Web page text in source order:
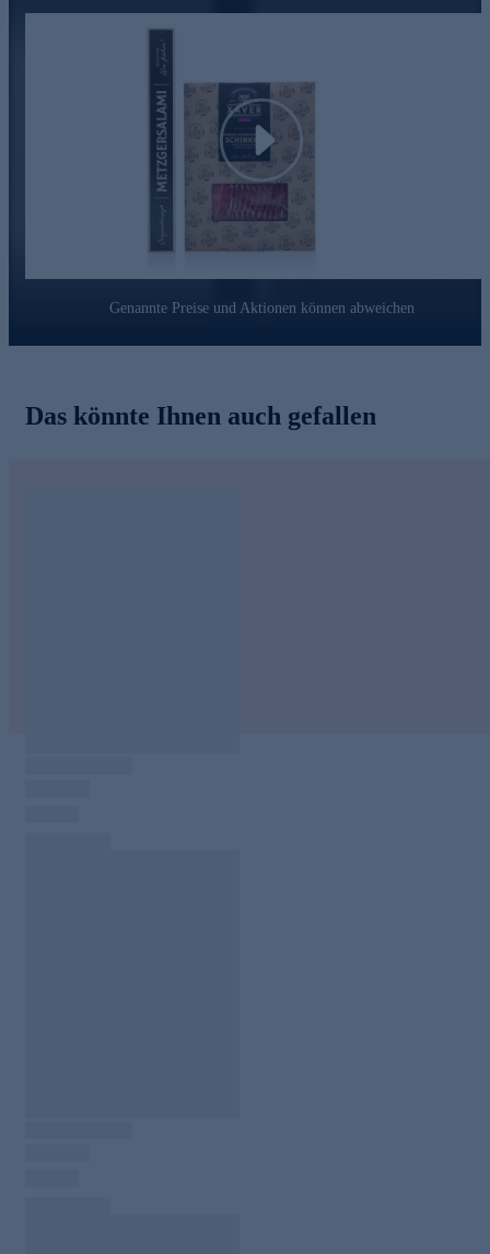
italienischen Ursprungs aus.
Die Reifezeit ist für den Geschmack die Qualität der Salami
wesentlich. Dies haben schon unsere Urgroßväter erkannt, in
den überlieferten Rezeptbüchern
niedergeschrieben und in der Herstellung zum obersten Gebot
Bestellen Sie Salami und Schinken gleich bequem online -
da wird Ihnen das Wasser im Mund zusammenlaufen!
Play
Genannte Preise und Aktionen können abweichen
Das könnte Ihnen auch gefallen